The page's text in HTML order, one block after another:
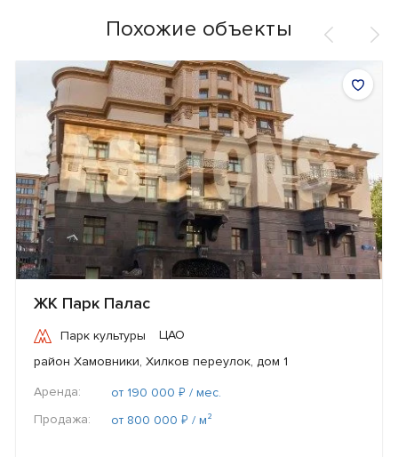
Похожие объекты
ЖК Парк Палас
Парк культуры
ЦАО
район Хамовники, Хилков переулок, дом 1
Аренда:
от 190 000 ₽ / мес.
Продажа:
от 800 000 ₽ / м²